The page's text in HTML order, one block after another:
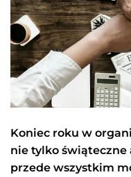
Koniec roku w
nie tylko świąteczne
przede wszystkim